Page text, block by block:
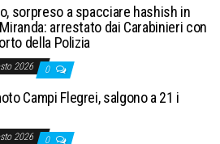
sorpreso a spacciare hashish in
arrestato dai Carabinieri con
della Polizia
2026 0
Campi Flegrei, salgono a 21 i
2026 0